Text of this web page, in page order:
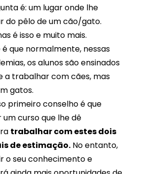
é: um lugar onde lhe
do pêlo de um cão/gato.
é isso e muito mais.
que normalmente, nessas
os alunos são ensinados
a trabalhar com cães, mas
gatos.
primeiro conselho é que
curso que lhe dê
trabalhar com estes dois
de estimação.No entanto,
o seu conhecimento e